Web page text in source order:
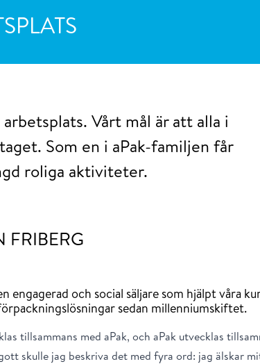
Vårt mål är att alla i
Som en i aPak-familjen får
roliga aktiviteter.
FRIBERG
engagerad och social säljare som hjälpt våra
sedan millenniumskiftet.
tillsammans med aPak, och aPak utvecklas
skulle jag beskriva det med fyra ord: jag älskar